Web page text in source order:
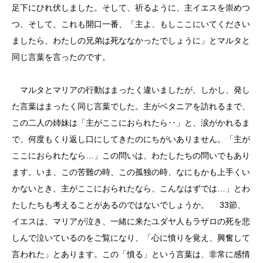
足下にひれ伏しました。そして、祈るように、主イエスを崇めつ
つ、そして、これも開口一番、「主よ、もしここにいてください
ましたら、わたしの兄弟は死ななかったでしょうに」とマルタと
同じ言葉を言ったのです。
マルタとマリアの行動はまったく違いましたが、しかし、発し
た言葉はまったく同じ言葉でした。主がベタニアを訪れるまで、
この二人の姉妹は「主がここにおられたら‥」と、涙がかれるま
で、何度もくり返し口にしてきたのにちがいありません。「主が
ここにおられたなら…」この問いは、わたしたちの問いでもあり
ます。いま、この苦難の時、この孤独の時、なにもかも上手くい
かないとき、主がここにおられたなら、こんなはずでは…」とわ
たしたちも考えることがあるのではないでしょうか。 33節、
イエスは、マリアが泣き、一緒に来たユダヤ人もラザロの死を悲
しんで泣いているのをご覧になり、「心に憤りを覚え、興奮して
言われた」とあります。この「憤る」という言葉は、非常に感情